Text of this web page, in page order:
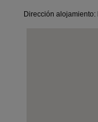
Dirección alojamiento: